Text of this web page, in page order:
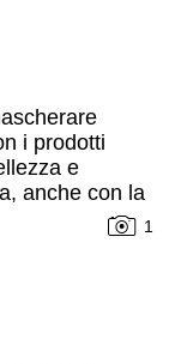
i prodotti
e
anche con la
1